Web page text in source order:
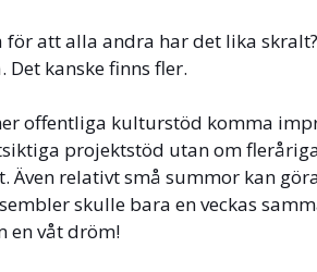
för att alla andra har det lika skralt?
Det kanske finns fler.
offentliga kulturstöd komma
projektstöd utan om
Även relativt små summor kan
skulle bara en veckas
en våt dröm!